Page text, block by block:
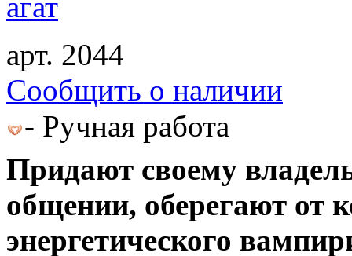
арт. 2044
Cообщить о наличии
- Ручная работа
Придают своему
общении, оберегают от
энергетического